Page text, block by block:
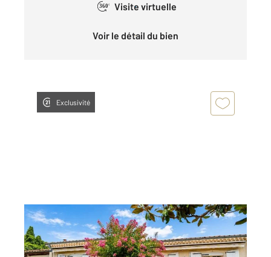
360° Visite virtuelle
Voir le détail du bien
Exclusivité
ALBI 81
160 m2 , 6 pièces
Ref : 13427